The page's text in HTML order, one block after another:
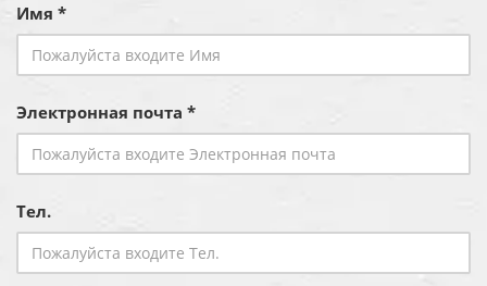
Имя *
Электронная почта *
Тел.